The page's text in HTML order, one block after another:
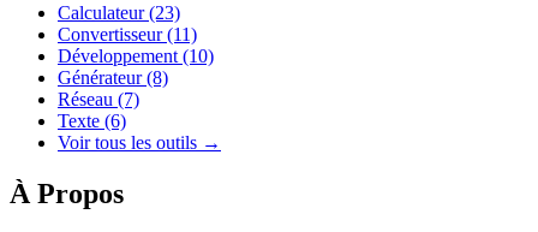
Calculateur(23)
Convertisseur(11)
Développement (10)
Générateur(8)
Réseau (7)
Texte (6)
Voir tous les outils →
À Propos